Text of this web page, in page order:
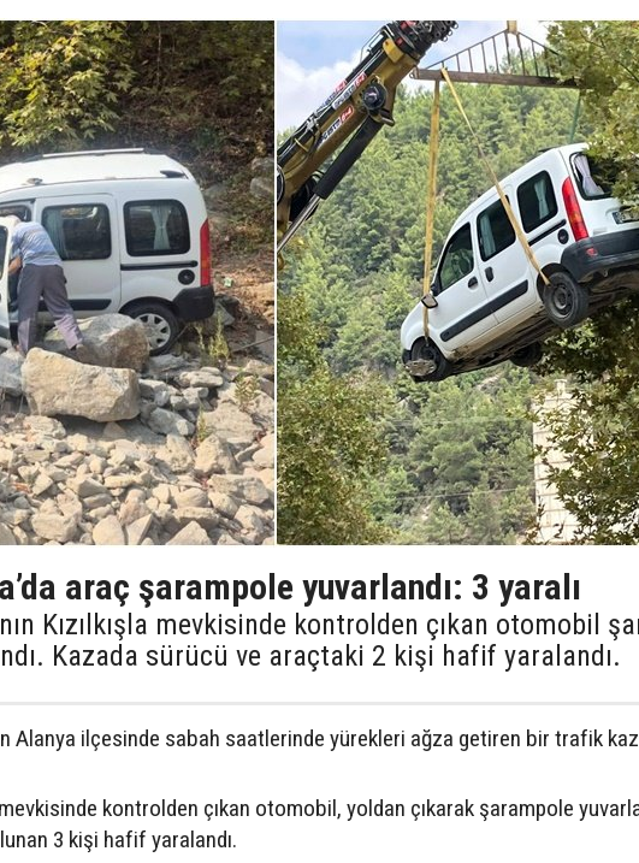
araç şarampole yuvarlandı: 3 yaralı
Kızılkışla mevkisinde kontrolden çıkan otomobil
Kazada sürücü ve araçtaki 2 kişi hafif yaralandı.
Alanya ilçesinde sabah saatlerinde yürekleri ağza getiren bir trafik
mevkisinde kontrolden çıkan otomobil, yoldan çıkarak şarampole
3 kişi hafif yaralandı.